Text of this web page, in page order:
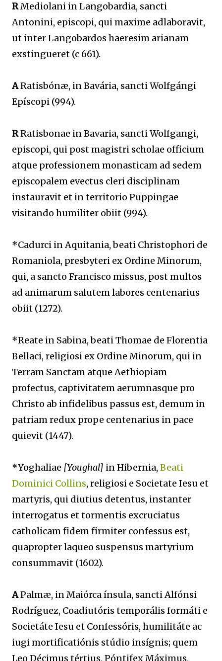
RMediolani in Langobardia, sancti
Antonini, episcopi, qui maxime adlaboravit,
ut inter Langobardos haeresim arianam
exstingueret (c 661).
ARatisbónæ, in Bavária, sancti Wolfgángi
Epíscopi (994).
RRatisbonae in Bavaria, sancti Wolfgangi,
episcopi, qui post magistri scholae officium
atque professionem monasticam ad sedem
episcopalem evectus cleri disciplinam
instauravit et in territorio Puppingae
visitando humiliter obiit (994).
*Cadurci in Aquitania, beati Christophori de
Romaniola, presbyteri ex Ordine Minorum,
qui, a sancto Francisco missus, post multos
ad animarum salutem labores centenarius
obiit (1272).
*Reate in Sabina, beati Thomae de Florentia
Bellaci, religiosi ex Ordine Minorum, qui in
Terram Sanctam atque Aethiopiam
profectus, captivitatem aerumnasque pro
Christo ab infidelibus passus est, demum in
patriam redux prope centenarius in pace
quievit (1447).
*Yoghaliae [Youghal] in Hibernia, Beati
Dominici Collins, religiosi e Societate Iesu et
martyris, qui diutius detentus, instanter
interrogatus et tormentis excruciatus
catholicam fidem firmiter confessus est,
quapropter laqueo suspensus martyrium
consummavit (1602).
APalmæ, in Maiórca ínsula, sancti Alfónsi
Rodríguez, Coadiutóris temporális formáti e
Societáte Iesu et Confessóris, humilitáte ac
iugi mortificatiónis stúdio insígnis; quem
Leo Décimus tértius, Póntifex Máximus,